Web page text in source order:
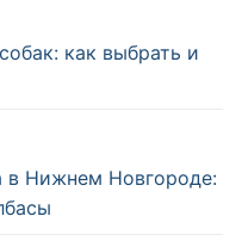
как выбрать и
в Нижнем Новгороде: